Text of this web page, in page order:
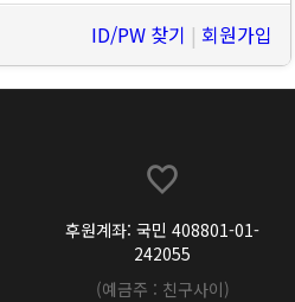
ID/PW 찾기 | 회원가입
후원계좌: 국민 408801-01-
242055
(예금주 : 친구사이)